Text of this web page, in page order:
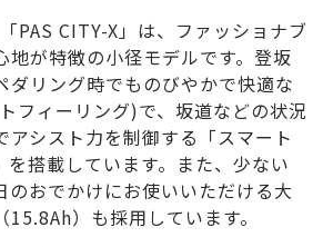
「PAS CITY-X」は、ファッショナブ
地が特徴の小径モデルです。登坂
ダリング時でものびやかで快適な
フィーリング)で、坂道などの状況
アシスト力を制御する「スマート
を搭載しています。また、少ない
のおでかけにお使いいただける大
）も採用しています。